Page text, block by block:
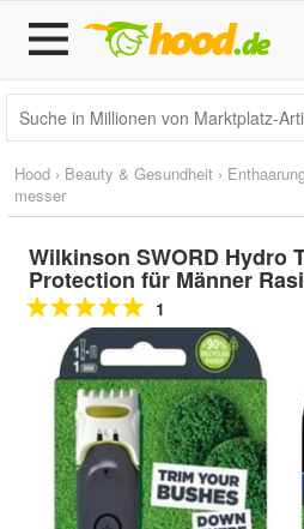
Hood › Beauty & Gesundheit ›
messer
Wilkinson SWORD Hydro
Protection für Männer
1